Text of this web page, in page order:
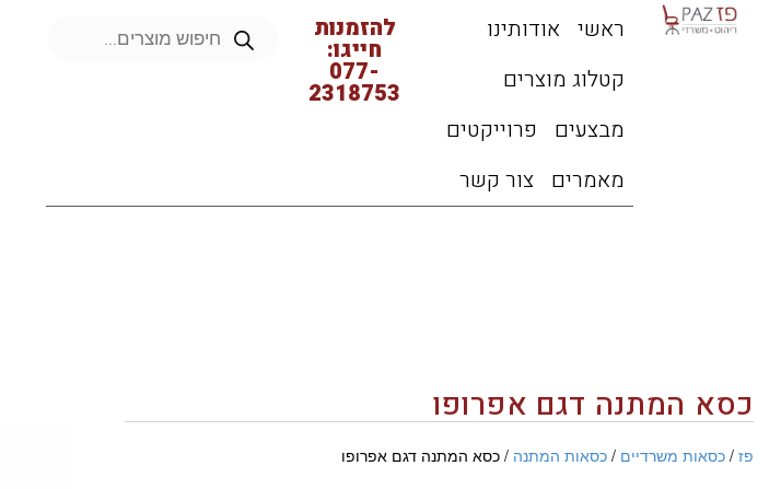
ראשי אודותינו
קטלוג מוצרים
מבצעים
פרוייקטים
מאמרים צור קשר
להזמנות
חייגו:
077-
2318753
כסא המתנה דגם אפרופו
פז / כסאות משרדיים / כסאות המתנה / כסא המתנה דגם אפרופו